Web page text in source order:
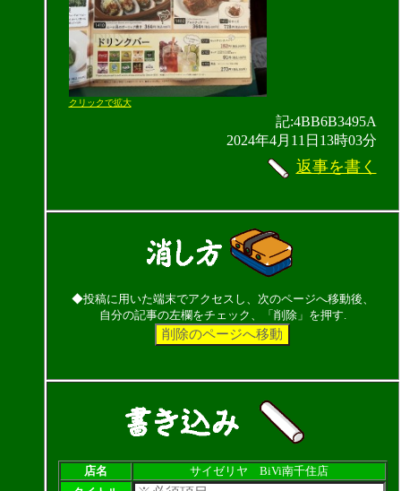
クリックで拡大
記:4BB6B3495A
2024年4月11日13時03分
返事を書く
◆投稿に用いた端末でアクセスし、次のページへ移動後、
自分の記事の左欄をチェック、「削除」を押す.
店名
サイゼリヤ BiVi南千住店